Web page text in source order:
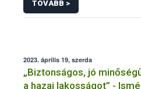
TOVÁBB >
2023. április 19, szerda
„Biztonságos, jó
a hazai lakosságot” -